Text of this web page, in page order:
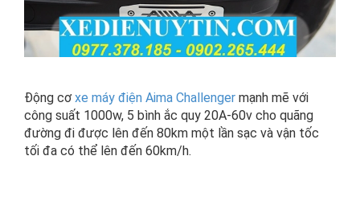
Động cơ xe máy điện Aima Challenger mạnh mẽ với
công suất 1000w, 5 bình ắc quy 20A-60v cho quãng
đường đi được lên đến 80km một lần sạc và vận tốc
tối đa có thể lên đến 60km/h.